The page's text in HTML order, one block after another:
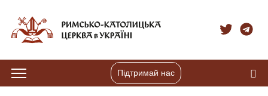
Підтримай нас